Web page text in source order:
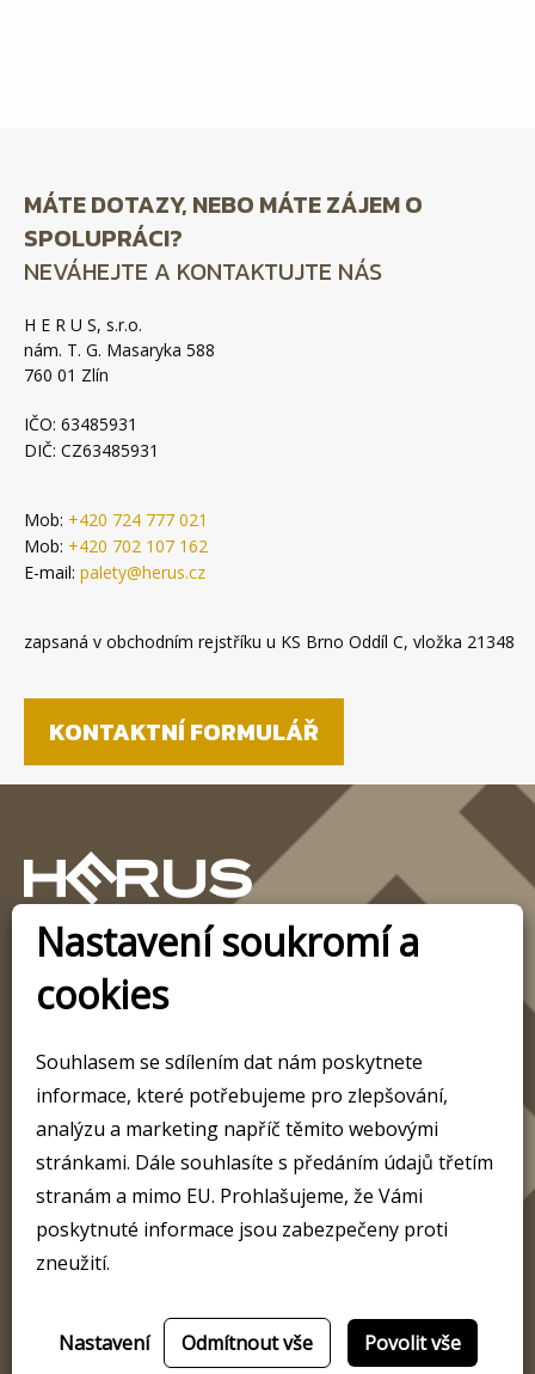
MÁTE DOTAZY, NEBO MÁTE ZÁJEM O
SPOLUPRÁCI?
NEVÁHEJTE A KONTAKTUJTE NÁS
H E R U S, s.r.o.
nám. T. G. Masaryka 588
760 01 Zlín
IČO: 63485931
DIČ: CZ63485931
Mob: +420 724 777 021
Mob: +420 702 107 162
E-mail: palety@herus.cz
zapsaná v obchodním rejstříku u KS Brno Oddíl C, vložka 21348
KONTAKTNÍ FORMULÁŘ
O firmě
Služby
Kontakty
Provozovny
Jak ušetřit
Školení
Cookies
Ochrana osobních údajů
H E R U S, s.r.o.
nám. T. G. Masaryka 588
760 01 Zlín
Mob:+420 724 777 021
Mob:+420 702 107 162
Nastavení soukromí a
cookies
Souhlasem se sdílením dat nám poskytnete
informace, které potřebujeme pro zlepšování,
analýzu a marketing napříč těmito webovými
stránkami. Dále souhlasíte s předáním údajů třetím
stranám a mimo EU. Prohlašujeme, že Vámi
poskytnuté informace jsou zabezpečeny proti
zneužití.
Nastavení Odmítnout vše Povolit vše